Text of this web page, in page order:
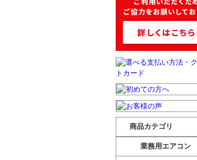
商品カテゴリ
業務用エアコン